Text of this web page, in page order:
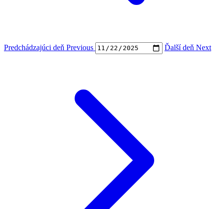
Predchádzajúci deň Previous Ďalší deň Next